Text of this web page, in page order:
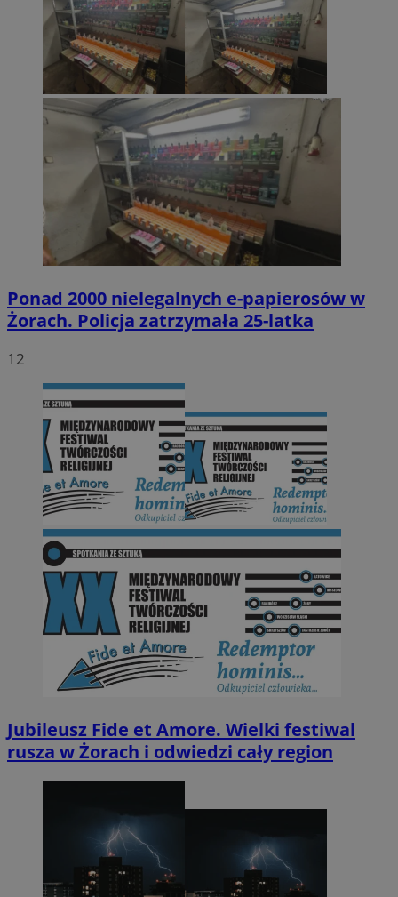
Ponad 2000 nielegalnych e-papierosów w
Żorach. Policja zatrzymała 25-latka
12
Jubileusz Fide et Amore. Wielki festiwal
rusza w Żorach i odwiedzi cały region